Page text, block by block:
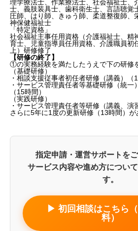
理学療法士、作業療法士、社会福祉士、
士、義肢装具士、歯科衛生士、言語聴覚
圧師、はり師、きゅう師、柔道整復師、
神保健福祉士
「特定資格」
社会福祉主事任用資格（介護福祉士、精
育士、児童指導員任用資格、介護職員初
上）研修修了
【研修の終了】
①の実務経験を満たしたうえで下の研修
（基礎研修）
・相談支援従事者初任者研修（講義）（
・サービス管理責任者等基礎研修（統一
（15時間）
（実践研修）
・サービス管理責任者等研修（講義、演
さらに5年に1度の更新研修（13時間）が
指定申請・運営サポートを
サービス内容や進め方につい
す。
▶ 初回相談はこちら
料）
サービス管理責任者の配置人数